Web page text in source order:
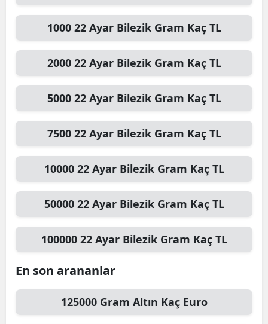
1000 22 Ayar Bilezik Gram Kaç TL
2000 22 Ayar Bilezik Gram Kaç TL
5000 22 Ayar Bilezik Gram Kaç TL
7500 22 Ayar Bilezik Gram Kaç TL
10000 22 Ayar Bilezik Gram Kaç TL
50000 22 Ayar Bilezik Gram Kaç TL
100000 22 Ayar Bilezik Gram Kaç TL
En son arananlar
125000 Gram Altın Kaç Euro